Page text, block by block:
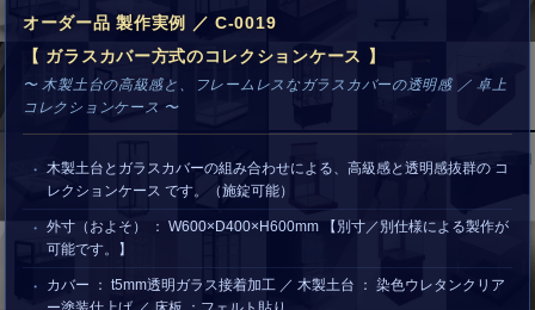
オーダー品 製作実例 ／ C-0019
【 ガラスカバー方式のコレクションケース 】
〜 木製土台の高級感と、フレームレスなガラスカバーの透明感 ／ 卓上
コレクションケース 〜
木製土台とガラスカバーの組み合わせによる、高級感と透明感抜群の コ
レクションケース です。（施錠可能）
外寸（およそ） ： W600×D400×H600mm 【別寸／別仕様による製作が
可能です。】
カバー ： t5mm透明ガラス接着加工 ／ 木製土台 ： 染色ウレタンクリア